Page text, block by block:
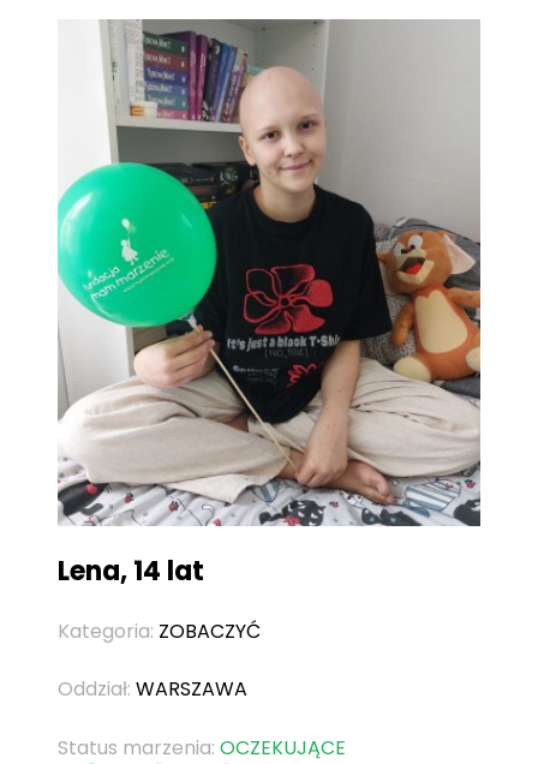
Lena, 14 lat
Kategoria: ZOBACZYĆ
Oddział: WARSZAWA
Status marzenia: OCZEKUJĄCE